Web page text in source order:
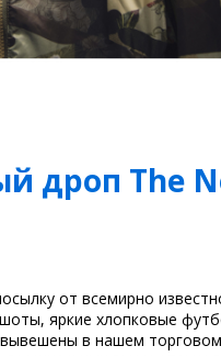
дроп The
от всемирно
яркие хлопковые
в нашем